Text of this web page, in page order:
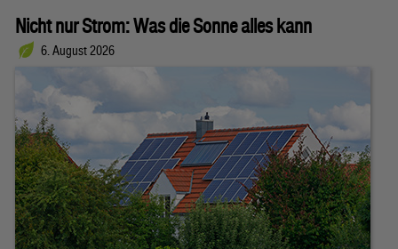
Nicht nur Strom: Was die Sonne alles kann
6. August 2026